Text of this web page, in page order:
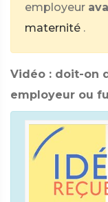
employeur
maternité .
Vidéo : doit-on
employeur ou